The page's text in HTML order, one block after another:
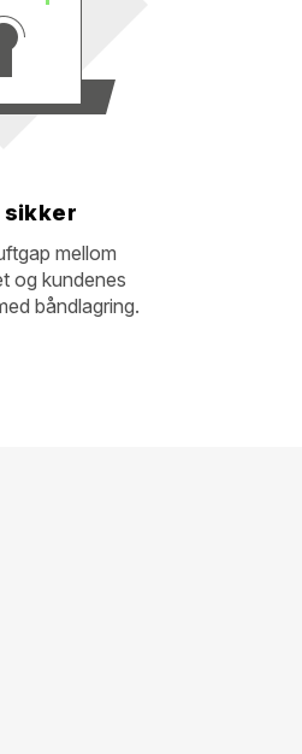
mellom
og kundenes
båndlagring.